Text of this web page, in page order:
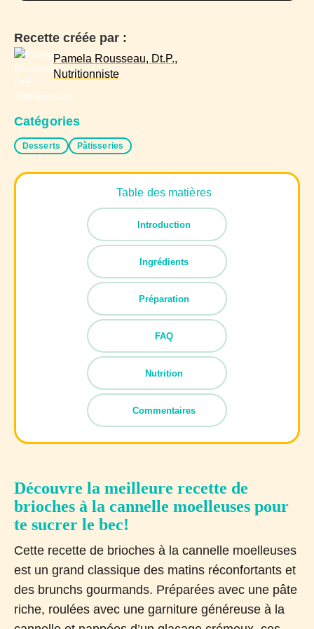
Recette créée par :
Pamela Rousseau, Dt.P.,
Nutritionniste
Catégories
Desserts Pâtisseries
Table des matières
Introduction
Ingrédients
Préparation
FAQ
Nutrition
Commentaires
Découvre la meilleure recette de
brioches à la cannelle moelleuses pour
te sucrer le bec!
Cette recette de brioches à la cannelle moelleuses
est un grand classique des matins réconfortants et
des brunchs gourmands. Préparées avec une pâte
riche, roulées avec une garniture généreuse à la